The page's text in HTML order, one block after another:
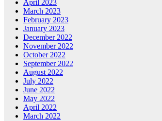
April 2023
March 2023
February 2023
January 2023
December 2022
November 2022
October 2022
September 2022
August 2022
July 2022
June 2022
May 2022
April 2022
March 2022